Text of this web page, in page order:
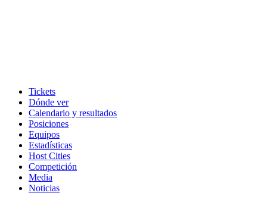
Tickets
Dónde ver
Calendario y resultados
Posiciones
Equipos
Estadísticas
Host Cities
Competición
Media
Noticias